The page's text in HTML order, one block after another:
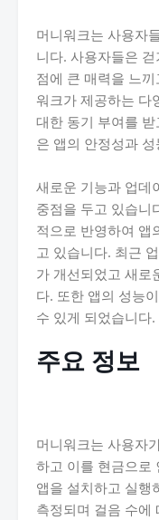
머니워크는 사용자
니다. 사용자들은
점에 큰 매력을 느
워크가 제공하는 다
대한 동기 부여를
은 앱의 안정성과
새로운 기능과 업데
중점을 두고 있습니
적으로 반영하여 앱
고 있습니다. 최근
가 개선되었고 새로
다. 또한 앱의 성능
수 있게 되었습니다.
주요 정보
머니워크는 사용자
하고 이를 현금으로
앱을 설치하고 실행
측정되며 걸음 수에